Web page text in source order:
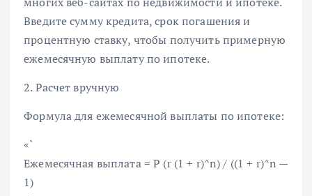
Введите сумму кредита, срок погашения и
процентную ставку, чтобы получить примерную
ежемесячную выплату по ипотеке.
2. Расчет вручную
Формула для ежемесячной выплаты по ипотеке:
«`
Ежемесячная выплата = P (r (1 + r)^n) / ((1 + r)^n —
1)